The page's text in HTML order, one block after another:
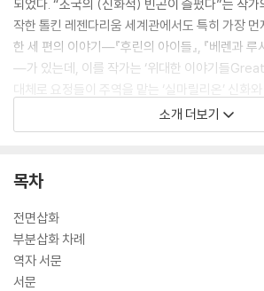
되었다. “조국의 (신화적) 빈곤이 슬펐다”는 작가
작한 톨킨 레젠다리움 세계관에서도 특히 가장
한 세 편의 이야기―『후린의 아이들』, 『베렌과 루
―가 있는데, 이를 작가는 ‘위대한 이야기들
대체로 요정들이 주역을 맡는 ‘실마릴리온’ 신화
기는 모두 요정뿐만 아니라 ‘둘째자손’ 인간이 주
닌다.
그중 『곤돌린의 몰락』은 인간 영웅 투오르가 친구
곤돌린이 처절한 몰락을 맞기까지의 과정을 그린
대)의 종말을 초래하는 대전쟁의 발단이라 말할
도 매우 특별한 지점에 있는 이야기이다. 1916년
로 발전해가는 투오르의 서사, 그리고 가운데땅의
소개 더보기
목차
전면삽화
부분삽화 차례
역자 서문
서문